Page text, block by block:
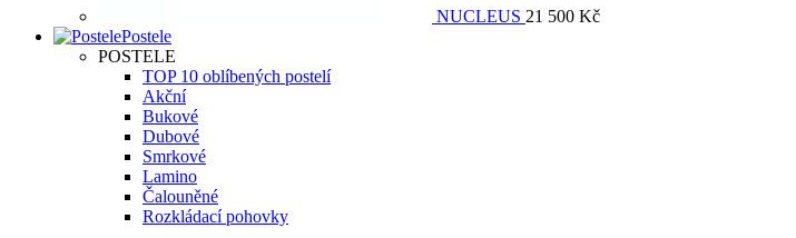
NUCLEUS 21 500 Kč
Postele
POSTELE
TOP 10 oblíbených postelí
Akční
Bukové
Dubové
Smrkové
Lamino
Čalouněné
Rozkládací pohovky